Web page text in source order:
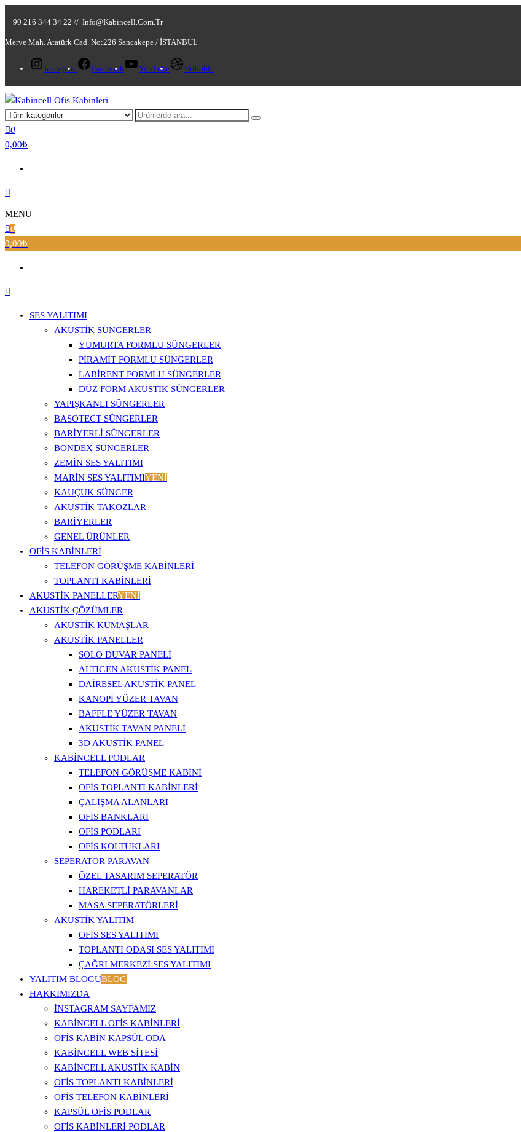
+ 90 216 344 34 22 // Info@kabincell.com.tr
Merve Mah. Atatürk Cad. No:226 Sancakepe / İSTANBUL
Instagram Facebook YouTube Dribbble
Kabincell Ofis Kabinleri
0
0,00₺
MENÜ
0
0,00₺
SES YALITIMI
AKUSTIK SÜNGERLER
YUMURTA FORMLU SÜNGERLER
PIRAMIT FORMLU SÜNGERLER
LABIRENT FORMLU SÜNGERLER
DÜZ FORM AKUSTIK SÜNGERLER
YAPIŞKANLI SÜNGERLER
BASOTECT SÜNGERLER
BARIYERLI SÜNGERLER
BONDEX SÜNGERLER
ZEMIN SES YALITIMI
MARIN SES YALITIMIYENİ
KAUÇUK SÜNGER
AKUSTIK TAKOZLAR
BARIYERLER
GENEL ÜRÜNLER
OFİS KABİNLERİ
TELEFON GÖRÜŞME KABINLERI
TOPLANTI KABINLERI
AKUSTİK PANELLERYENİ
AKUSTIK ÇÖZÜMLER
AKUSTIK KUMAŞLAR
AKUSTIK PANELLER
SOLO DUVAR PANELI
ALTIGEN AKUSTIK PANEL
DAIRESEL AKUSTIK PANEL
KANOPI YÜZER TAVAN
BAFFLE YÜZER TAVAN
AKUSTIK TAVAN PANELI
3D AKUSTIK PANEL
KABINCELL PODLAR
TELEFON GÖRÜŞME KABINI
OFIS TOPLANTI KABINLERI
ÇALIŞMA ALANLARI
OFIS BANKLARI
OFIS PODLARI
OFIS KOLTUKLARI
SEPERATÖR PARAVAN
ÖZEL TASARIM SEPERATÖR
HAREKETLI PARAVANLAR
MASA SEPERATÖRLERI
AKUSTIK YALITIM
OFIS SES YALITIMI
TOPLANTI ODASI SES YALITIMI
ÇAĞRI MERKEZI SES YALITIMI
YALITIM BLOGUBLOG
HAKKIMIZDA
İNSTAGRAM SAYFAMIZ
KABINCELL OFIS KABINLERI
OFIS KABIN KAPSÜL ODA
KABINCELL WEB SITESI
KABINCELL AKUSTIK KABIN
OFIS TOPLANTI KABINLERI
OFIS TELEFON KABINLERI
KAPSÜL OFIS PODLAR
OFIS KABINLERI PODLAR